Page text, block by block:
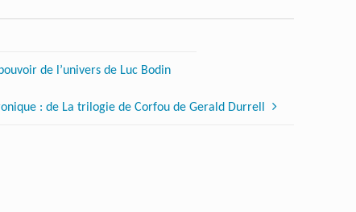
de l’univers de Luc Bodin
: de La trilogie de Corfou de Gerald Durrell